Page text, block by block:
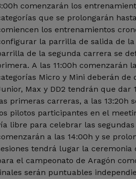
comenzarán los
que se prolongarán
los entrenamientos
la parrilla de salida de
de la segunda carrera se
A las 11:00h comenzarán
Micro y Mini deberán de
Max y DD2 tendrán que dar
primeras carreras, a las 13:20h
pilotos participantes en el
libre para celebrar las
a las 14:00h y se
tendrá lugar la ceremonia
el campeonato de Aragón
serán puntuables